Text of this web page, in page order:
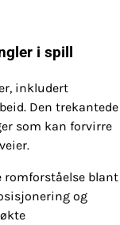
i spill
inkludert
Den trekantede
som kan forvirre
romforståelse blant
og